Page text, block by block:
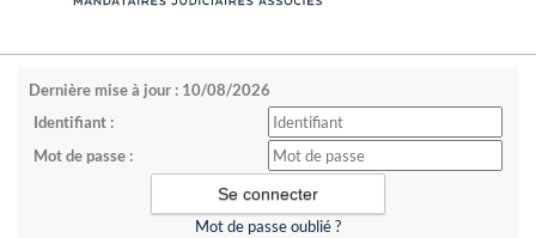
Dernière mise à jour : 10/08/2026
Identifiant :
Mot de passe :
Mot de passe oublié ?